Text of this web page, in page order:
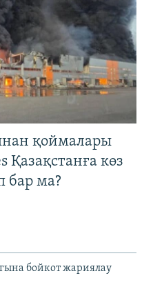
қоймалары
Қазақстанға көз
бар ма?
бойкот жариялау